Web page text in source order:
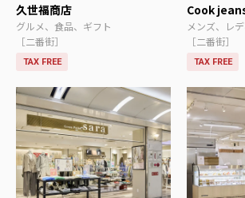
久世福商店
グルメ、食品、ギフト
［二番街］
TAX FREE
Cook
メンズ、レ
［二番街］
TAX FREE